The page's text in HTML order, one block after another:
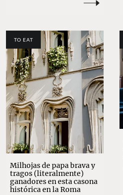
TO EAT
Milhojas de papa brava y
tragos (literalmente)
ganadores en esta casona
histórica en la Roma